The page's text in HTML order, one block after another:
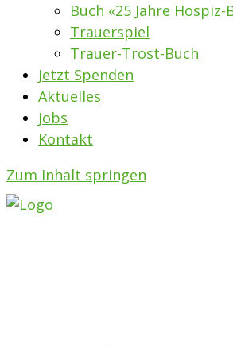
Buch «25 Jahre Hospiz-
Trauerspiel
Trauer-Trost-Buch
Jetzt Spenden
Aktuelles
Jobs
Kontakt
Zum Inhalt springen